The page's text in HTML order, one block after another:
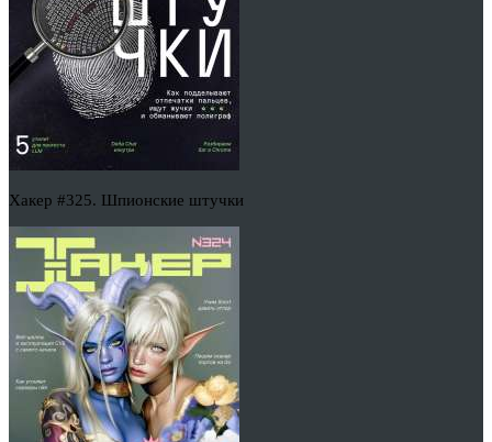
Хакер #325. Шпионские штучки